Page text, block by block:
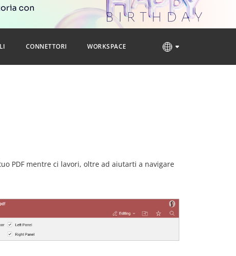
con
CONNETTORI WORKSPACE
PDF mentre ci lavori, oltre ad aiutarti a navigare